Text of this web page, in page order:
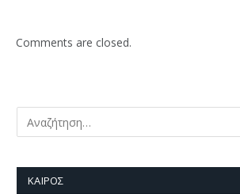
Comments are closed.
ΚΑΙΡΌΣ